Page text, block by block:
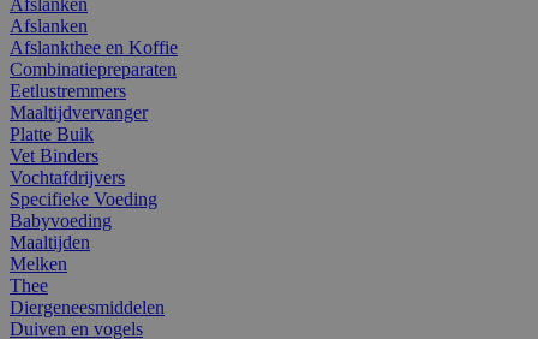
Afslanken
Afslankthee en Koffie
Combinatiepreparaten
Eetlustremmers
Maaltijdvervanger
Platte Buik
Vet Binders
Vochtafdrijvers
Specifieke Voeding
Babyvoeding
Maaltijden
Melken
Thee
Diergeneesmiddelen
Duiven en vogels